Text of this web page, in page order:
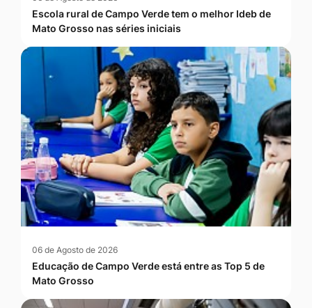
Escola rural de Campo Verde tem o melhor Ideb de
Mato Grosso nas séries iniciais
06 de Agosto de 2026
Educação de Campo Verde está entre as Top 5 de
Mato Grosso